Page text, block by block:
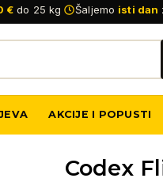
€ do 25 kg Šaljemo isti dan
AKCIJE I POPUSTI
Codex